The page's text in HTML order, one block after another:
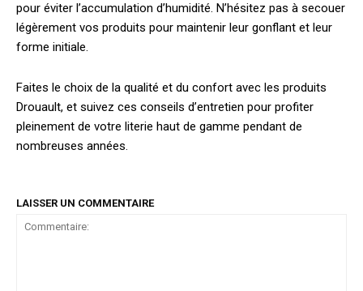
pour éviter l’accumulation d’humidité. N’hésitez pas à secouer
légèrement vos produits pour maintenir leur gonflant et leur
forme initiale.
Faites le choix de la qualité et du confort avec les produits
Drouault, et suivez ces conseils d’entretien pour profiter
pleinement de votre literie haut de gamme pendant de
nombreuses années.
LAISSER UN COMMENTAIRE